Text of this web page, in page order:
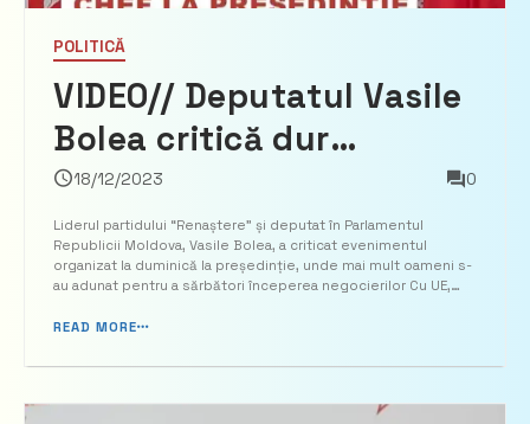
POLITICĂ
VIDEO// Deputatul Vasile
Bolea critică dur
sărbătoarea de la
Președinție: “Mare tam-
tam în timp ce țara este
18/12/2023 0
Liderul partidului “Renaștere” și deputat în Parlamentul
Republicii Moldova, Vasile Bolea, a criticat evenimentul
organizat la duminică la președinție, unde mai mult oameni s-
au adunat pentru a sărbători începerea negocierilor Cu UE,
festivităților, guvernarea nu ...
READ MORE